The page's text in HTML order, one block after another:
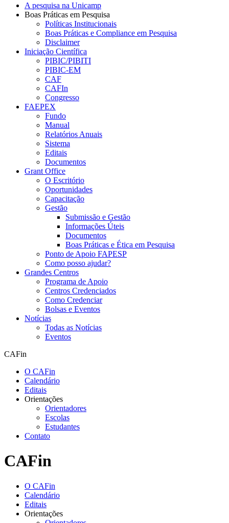
A pesquisa na Unicamp
Boas Práticas em Pesquisa
Políticas Institucionais
Boas Práticas e Compliance em Pesquisa
Disclaimer
Iniciação Científica
PIBIC/PIBITI
PIBIC-EM
CAF
CAFIn
Congresso
FAEPEX
Fundo
Manual
Relatórios Anuais
Sistema
Editais
Documentos
Grant Office
O Escritório
Oportunidades
Capacitação
Gestão
Submissão e Gestão
Informações Úteis
Documentos
Boas Práticas e Ética em Pesquisa
Ponto de Apoio FAPESP
Como posso ajudar?
Grandes Centros
Programa de Apoio
Centros Credenciados
Como Credenciar
Bolsas e Eventos
Notícias
Todas as Notícias
Eventos
CAFin
O CAFin
Calendário
Editais
Orientações
Orientadores
Escolas
Estudantes
Contato
CAFin
O CAFin
Calendário
Editais
Orientações